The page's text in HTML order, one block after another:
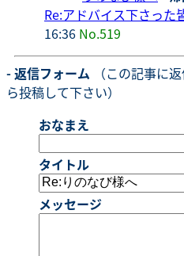
Re:アドバイス下さった
16:36 No.519
- 返信フォーム （この記事に
ら投稿して下さい）
おなまえ
タイトル
メッセージ